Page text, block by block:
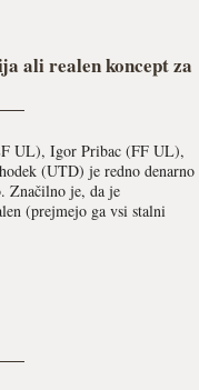
ali realen koncept za
UL), Igor Pribac (FF UL),
(UTD) je redno denarno
Značilno je, da je
(prejmejo ga vsi stalni